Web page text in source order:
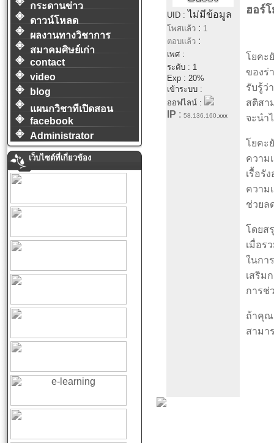
กระดานข่าว
ดาวน์โหลด
ผลงานทางวิชาการ
สมาคมศิษย์เก่า
contact
video
blog
แผนกวิชาทีเปิดสอน
facebook
Administrator
เว็บไซต์ที่เกี่ยวข้อง
UID : ไม่มีข้อมูล
โพสแล้ว : 1
ตอบแล้ว :
เพศ :
ระดับ : 1
Exp : 20%
เข้าระบบ :
ออฟไลน์ :
IP : 58.136.160. xxx
ฮอร์
โยคะ
ของร่
รับรู้ว่
สติสา
จะนำ
โยคะ
ความ
เรื้อรั
ความ
ช่วยล
โดยส
เมื่อร
ในกา
เสริม
การช่
ถ้าคุณ
สามา